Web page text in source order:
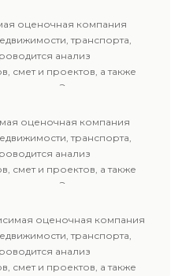
имущества и
соответствуют
и используются для
процессов.
оценочная компания
транспорта,
анализ
смет и проектов, а также
Эксперты
имущества и
соответствуют
и используются для
процессов.
оценочная компания
транспорта,
анализ
смет и проектов, а также
Эксперты
имущества и
соответствуют
и используются для
процессов.
оценочная компания
транспорта,
анализ
смет и проектов, а также